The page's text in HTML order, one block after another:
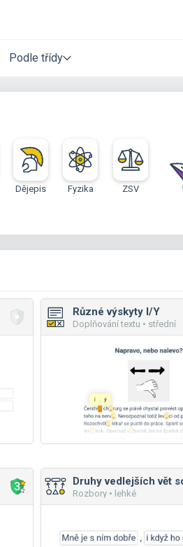
Podle třídy
Dějepis Fyzika ZSV
Různé výskyty I/Y
Doplňování textu • střední
Rozbory • lehké